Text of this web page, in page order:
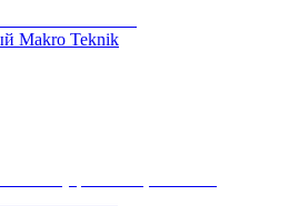
Makro Teknik